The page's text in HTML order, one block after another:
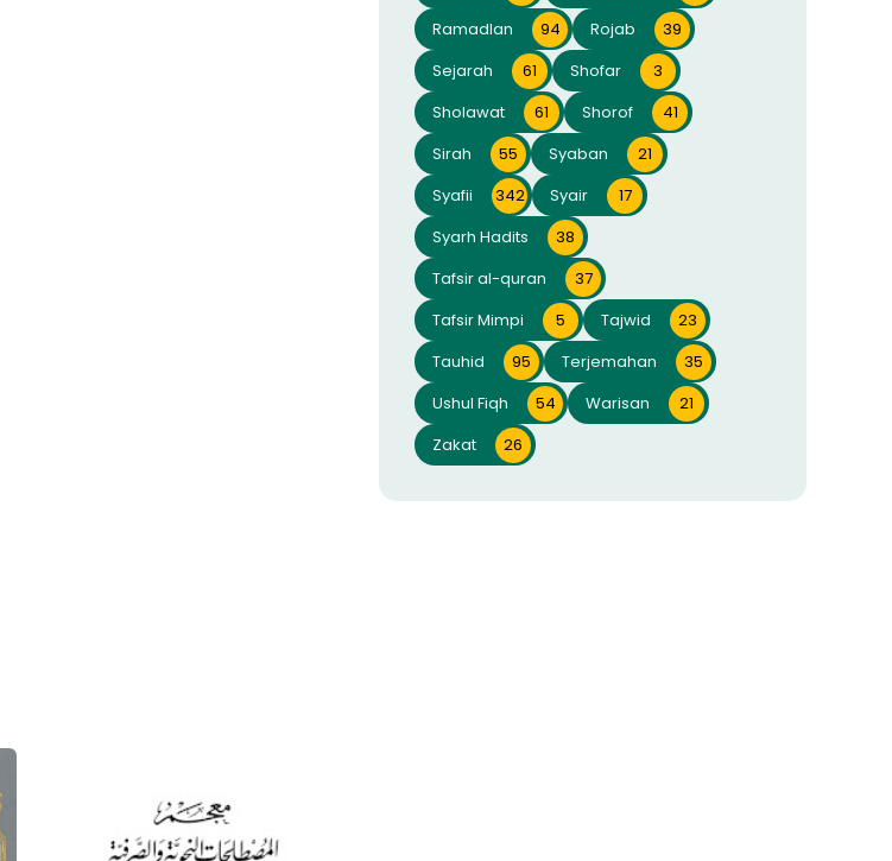
Ramadlan
94 Rojab
39
Sejarah
61 Shofar
3
Sholawat
61 Shorof
41
Sirah
55 Syaban
21
Syafii
342 Syair
17
Syarh Hadits
38
Tafsir al-quran
37
Tafsir Mimpi
5 Tajwid
23
Tauhid
95 Terjemahan
35
Ushul Fiqh
54 Warisan
21
Zakat
26